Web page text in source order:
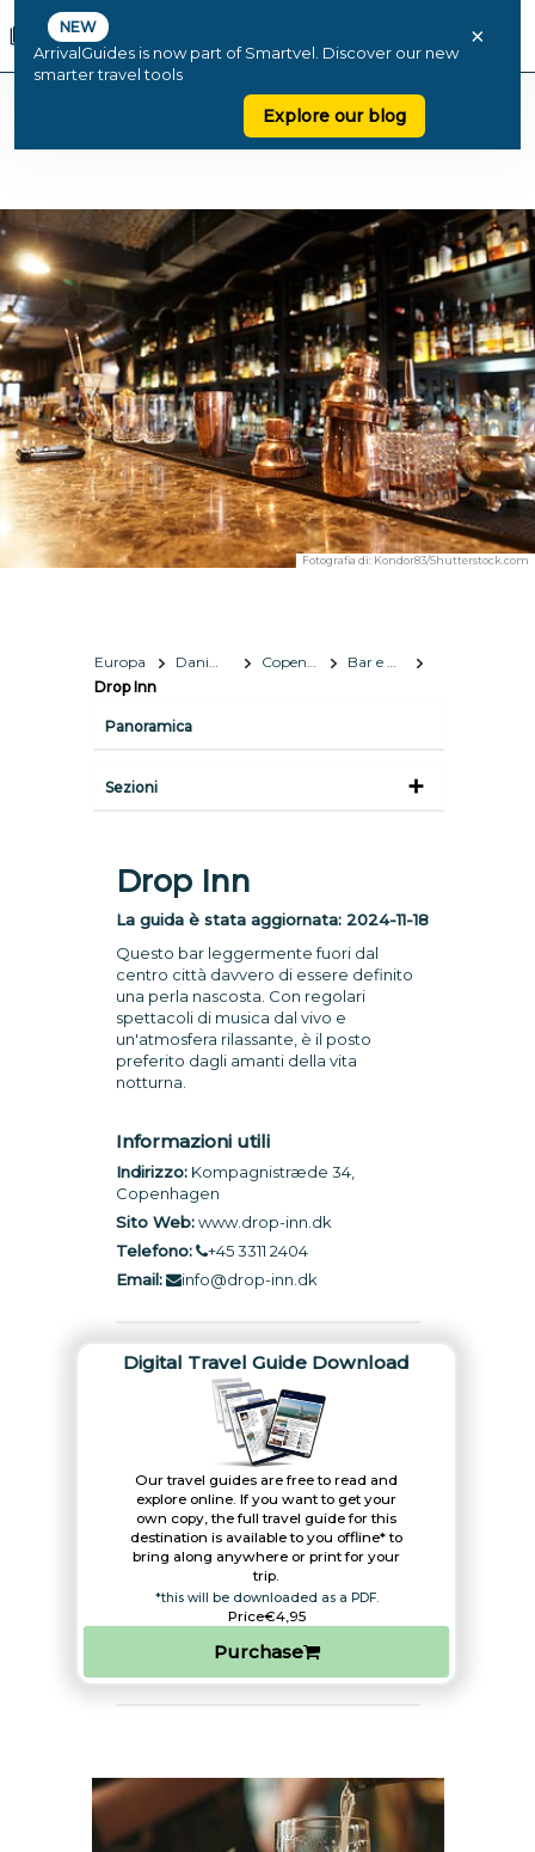
NEW
ArrivalGuides is now part of Smartvel. Discover our new
smarter travel tools
Explore our blog
×
Fotografia di: Kondor83/Shutterstock.com
Europa Danimarca Copenhagen
Bar e vita notturna
Drop Inn
Panoramica
Sezioni
Drop Inn
La guida è stata aggiornata: 2024-11-18
Questo bar leggermente fuori dal
centro città davvero di essere definito
una perla nascosta. Con regolari
spettacoli di musica dal vivo e
un'atmosfera rilassante, è il posto
preferito dagli amanti della vita
notturna.
Informazioni utili
Indirizzo:Kompagnistræde 34,
Copenhagen
Sito Web: www.drop-inn.dk
Telefono:
+45 3311 2404
Email:
info@drop-inn.dk
Digital Travel Guide Download
Our travel guides are free to read and
explore online. If you want to get your
own copy, the full travel guide for this
destination is available to you offline* to
bring along anywhere or print for your
trip.​
*this will be downloaded as a PDF.
Price€4,95
Purchase